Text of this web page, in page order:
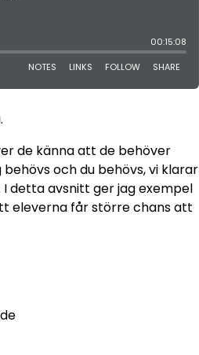
de känna att de behöver
och du behövs, vi klarar
detta avsnitt ger jag exempel
eleverna får större chans att